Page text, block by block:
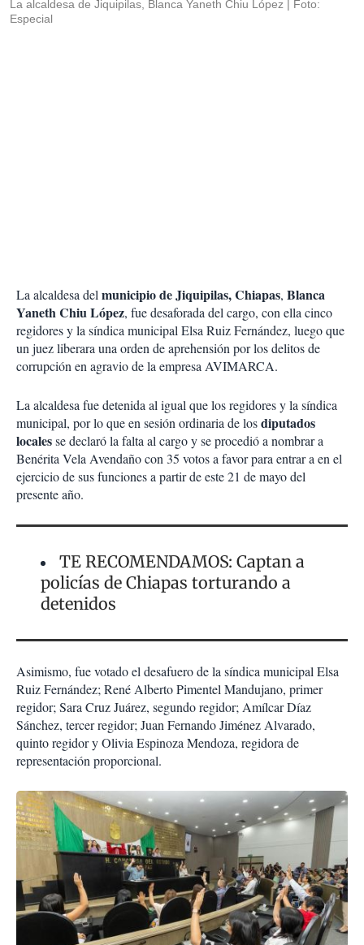
La alcaldesa de Jiquipilas, Blanca Yaneth Chiu López
Foto:
Especial
La alcaldesa delmunicipio de Jiquipilas, Chiapas, Blanca
Yaneth Chiu López, fue desaforada del cargo, con ella cinco
regidores y la síndica municipal Elsa Ruiz Fernández, luego que
un juez liberara una orden de aprehensión por los delitos de
corrupción en agravio de la empresa AVIMARCA.
La alcaldesa fue detenida al igual que los regidores y la síndica
municipal, por lo que en sesión ordinaria de losdiputados
localesse declaró la falta al cargo y se procedió a nombrar a
Benérita Vela Avendaño con 35 votos a favor para entrar a en el
ejercicio de sus funciones a partir de este 21 de mayo del
presente año.
TE RECOMENDAMOS: Captan a
policías de Chiapas torturando a
detenidos
Asimismo, fue votado el desafuero de la síndica municipal Elsa
Ruiz Fernández; René Alberto Pimentel Mandujano, primer
regidor; Sara Cruz Juárez, segundo regidor; Amílcar Díaz
Sánchez, tercer regidor; Juan Fernando Jiménez Alvarado,
quinto regidor y Olivia Espinoza Mendoza, regidora de
representación proporcional.